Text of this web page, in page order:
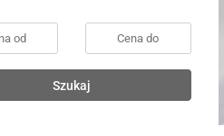
Szukaj